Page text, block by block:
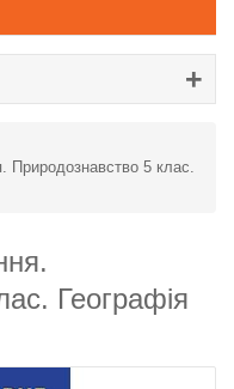
Природознавство 5 клас.
Географія